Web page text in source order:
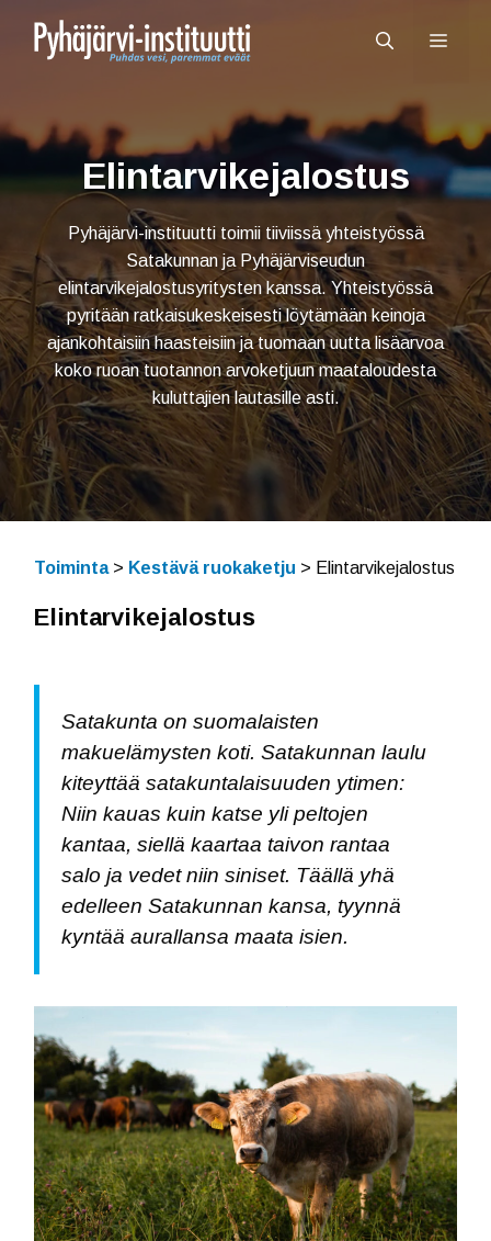
Elintarvikejalostus
Pyhäjärvi-instituutti toimii tiiviissä yhteistyössä
Satakunnan ja Pyhäjärviseudun
elintarvikejalostusyritysten kanssa. Yhteistyössä
pyritään ratkaisukeskeisesti löytämään keinoja
ajankohtaisiin haasteisiin ja tuomaan uutta lisäarvoa
koko ruoan tuotannon arvoketjuun maataloudesta
kuluttajien lautasille asti.
Toiminta> Kestävä ruokaketju > Elintarvikejalostus
Elintarvikejalostus
Satakunta on suomalaisten
makuelämysten koti. Satakunnan laulu
kiteyttää satakuntalaisuuden ytimen:
Niin kauas kuin katse yli peltojen
kantaa, siellä kaartaa taivon rantaa
salo ja vedet niin siniset. Täällä yhä
edelleen Satakunnan kansa, tyynnä
kyntää aurallansa maata isien.